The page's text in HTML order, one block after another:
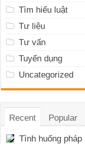
Tìm hiểu luật
Tư liệu
Tư vấn
Tuyển dụng
Uncategorized
Recent Popular
Tình huống